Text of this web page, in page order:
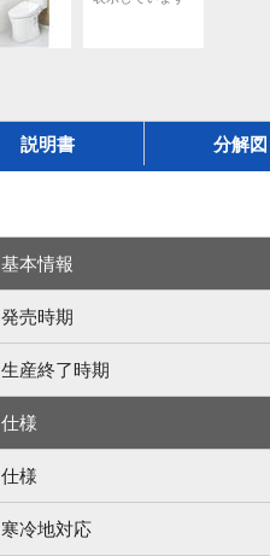
説明書 分解図
基本情報
発売時期
生産終了時期
仕様
仕様
寒冷地対応